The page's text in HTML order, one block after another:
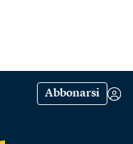
Abbonarsi